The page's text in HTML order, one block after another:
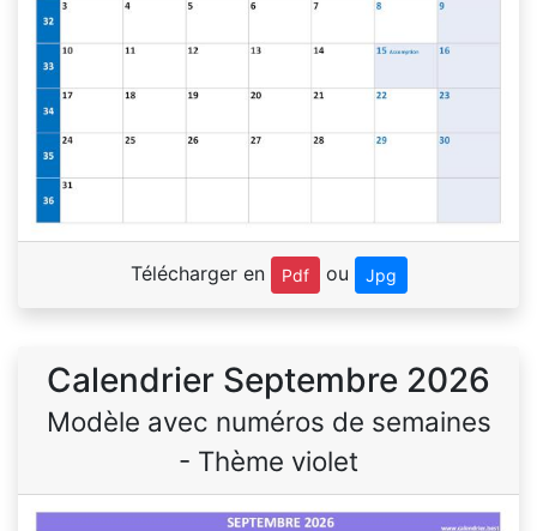
Télécharger en Pdf ou Jpg
Calendrier Septembre 2026
Modèle avec numéros de semaines
- Thème violet